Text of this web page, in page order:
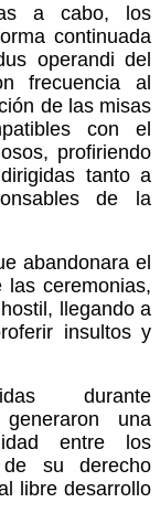
a cabo, los
continuada
operandi del
frecuencia al
de las misas
con el
profiriendo
tanto a
de la
abandonara el
las ceremonias,
llegando a
insultos y
durante
una
entre los
su derecho
libre desarrollo